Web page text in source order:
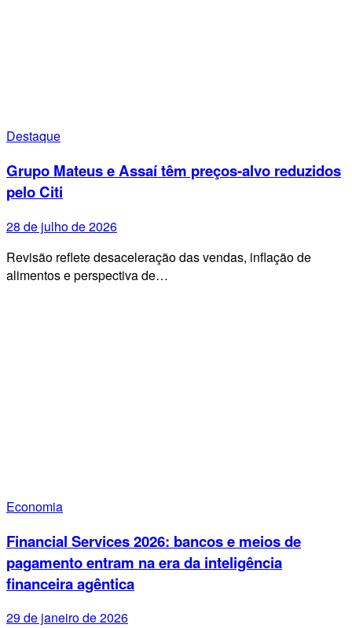
Destaque
Grupo Mateus e Assaí têm preços-alvo reduzidos
pelo Citi
28 de julho de 2026
Revisão reflete desaceleração das vendas, inflação de
alimentos e perspectiva de…
Economia
Financial Services 2026: bancos e meios de
pagamento entram na era da inteligência
financeira agêntica
29 de janeiro de 2026